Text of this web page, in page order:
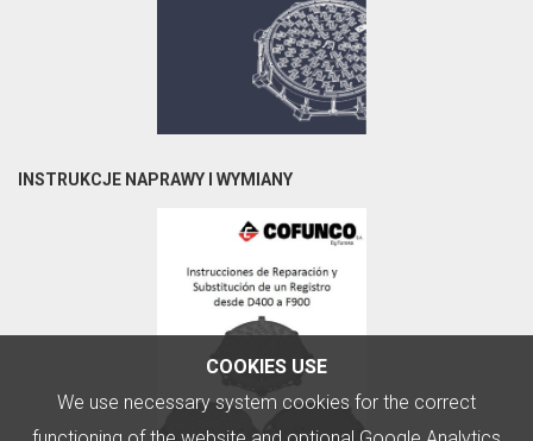
COOKIES USE
We use necessary system cookies for the correct
INSTRUKCJE NAPRAWY I WYMIANY